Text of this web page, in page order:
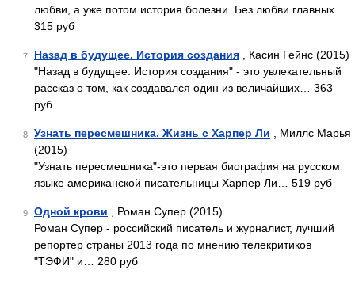
любви, а уже потом история болезни. Без любви главных…
315 руб
7 Назад в будущее. История создания , Касин Гейнс (2015)
"Назад в будущее. История создания" - это увлекательный
рассказ о том, как создавался один из величайших… 363
руб
8 Узнать пересмешника. Жизнь с Харпер Ли , Миллс Марья
(2015)
"Узнать пересмешника"-это первая биография на русском
языке американской писательницы Харпер Ли… 519 руб
9 Одной крови , Роман Супер (2015)
Роман Супер - российский писатель и журналист, лучший
репортер страны 2013 года по мнению телекритиков
"ТЭФИ" и… 280 руб